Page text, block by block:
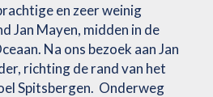
en zeer weinig
Jan Mayen, midden in de
Na ons bezoek aan Jan
richting de rand van het
Spitsbergen. Onderweg